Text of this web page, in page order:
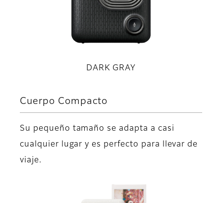
DARK GRAY
Cuerpo Compacto
Su pequeño tamaño se adapta a casi
cualquier lugar y es perfecto para llevar de
viaje.